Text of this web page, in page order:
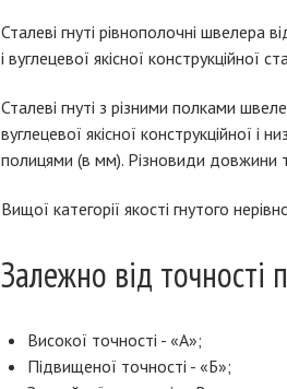
Сталеві гнуті рівнополочні
і вуглецевої якісної
Сталеві гнуті з різними полками
вуглецевої якісної конструкційної
полицями (в мм). Різновиди довжини
Вищої категорії якості гнутого
Залежно від точності
Високої точності - «А»;
Підвищеної точності - «Б»;